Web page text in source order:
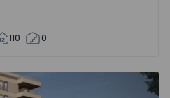
110 0